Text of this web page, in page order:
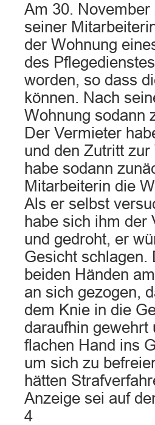
Am 30.
seiner
der Wohnung
des
worden, so dass
können. Nach
Wohnung sodann
Der Vermieter
und den Zutritt
habe sodann
Mitarbeiterin die
Als er selbst
habe sich ihm der
und gedroht, er
Gesicht schlagen.
beiden Händen
an sich gezogen,
dem Knie in die
daraufhin gewehrt
flachen Hand ins
um sich zu
hätten
Anzeige sei auf
4